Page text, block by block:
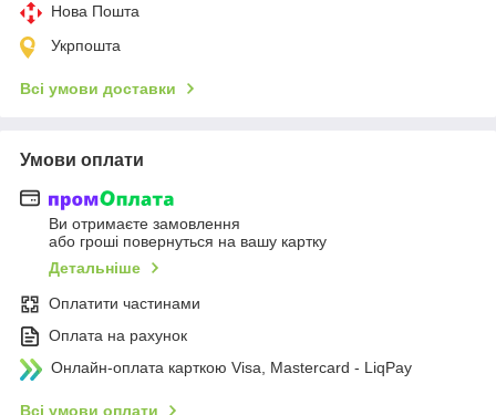
Нова Пошта
Укрпошта
Всі умови доставки
Умови оплати
Ви отримаєте замовлення
або гроші повернуться на вашу картку
Детальніше
Оплатити частинами
Оплата на рахунок
Онлайн-оплата карткою Visa, Mastercard - LiqPay
Всі умови оплати